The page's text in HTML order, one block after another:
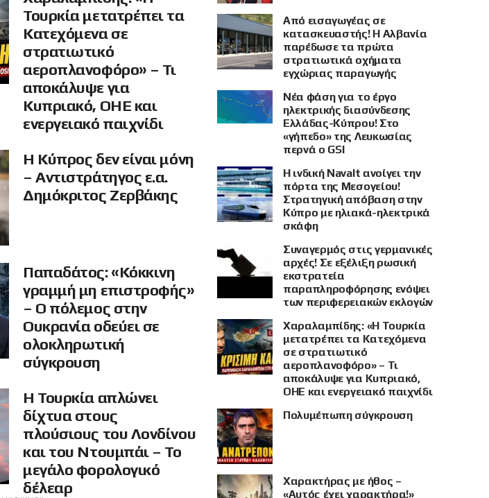
Τουρκία μετατρέπει τα
Κατεχόμενα σε
στρατιωτικό
αεροπλανοφόρο» – Τι
αποκάλυψε για
Κυπριακό, ΟΗΕ και
ενεργειακό παιχνίδι
Η Κύπρος δεν είναι μόνη
– Αντιστράτηγος ε.α.
Δημόκριτος Ζερβάκης
Παπαδάτος: «Κόκκινη
γραμμή μη επιστροφής»
– Ο πόλεμος στην
Ουκρανία οδεύει σε
ολοκληρωτική
σύγκρουση
Η Τουρκία απλώνει
δίχτυα στους
πλούσιους του Λονδίνου
και του Ντουμπάι – Το
μεγάλο φορολογικό
δέλεαρ
Από εισαγωγέας σε
κατασκευαστής! Η Αλβανία
παρέδωσε τα πρώτα
στρατιωτικά οχήματα
εγχώριας παραγωγής
Νέα φάση για το έργο
ηλεκτρικής διασύνδεσης
Ελλάδας-Κύπρου! Στο
«γήπεδο» της Λευκωσίας
περνά ο GSI
Η ινδική Navalt ανοίγει την
πόρτα της Μεσογείου!
Στρατηγική απόβαση στην
Κύπρο με ηλιακά-ηλεκτρικά
σκάφη
Συναγερμός στις γερμανικές
αρχές! Σε εξέλιξη ρωσική
εκστρατεία
παραπληροφόρησης ενόψει
των περιφερειακών εκλογών
Χαραλαμπίδης: «Η Τουρκία
μετατρέπει τα Κατεχόμενα
σε στρατιωτικό
αεροπλανοφόρο» – Τι
αποκάλυψε για Κυπριακό,
ΟΗΕ και ενεργειακό παιχνίδι
Πολυμέπωπη σύγκρουση
Χαρακτήρας με ήθος –
«Αυτός έχει χαρακτήρα!»